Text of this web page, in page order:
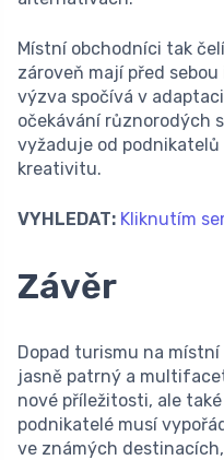
Místní obchodníci tak
zároveň mají před
výzva spočívá v
očekávání různorodých
vyžaduje od
kreativitu.
VYHLEDAT: Kliknutím
Závěr
Dopad turismu na
jasně patrný a
nové příležitosti, ale
podnikatelé musí
ve známých